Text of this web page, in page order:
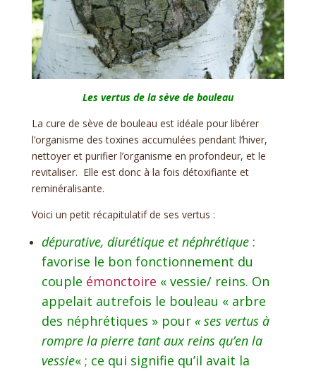
Les vertus de la sève de bouleau
La cure de sève de bouleau est idéale pour libérer
l’organisme des toxines accumulées pendant l’hiver,
nettoyer et purifier l’organisme en profondeur, et le
revitaliser. Elle est donc à la fois détoxifiante et
reminéralisante.
Voici un petit récapitulatif de ses vertus :
dépurative, diurétique et néphrétique:
favorise le bon fonctionnement du
couple émonctoire « vessie/ reins. On
appelait autrefois le bouleau « arbre
des néphrétiques » pour « ses vertus à
rompre la pierre tant aux reins qu’en la
vessie« ; ce qui signifie qu’il avait la